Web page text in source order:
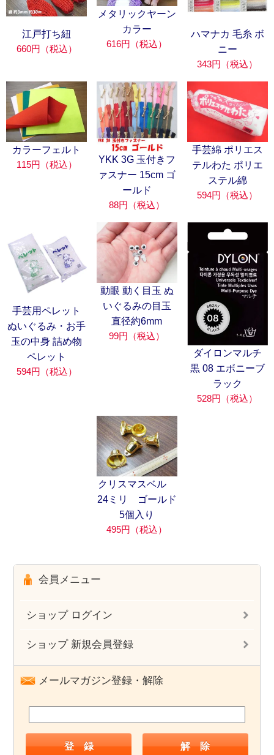
江戸打ち紐
660円（税込）
メタリックヤーン
カラー
616円（税込）
ハマナカ 毛糸 ボ
ニー
343円（税込）
カラーフェルト
115円（税込）
YKK 3G 玉付きフ
ァスナー 15cm ゴ
ールド
88円（税込）
手芸綿 ポリエス
テルわた ポリエ
ステル綿
594円（税込）
手芸用ペレット
ぬいぐるみ・お手
玉の中身 詰め物
ペレット
594円（税込）
動眼 動く目玉 ぬ
いぐるみの目玉
直径約6mm
99円（税込）
ダイロンマルチ
黒 08 エボニーブ
ラック
528円（税込）
クリスマスベル
24ミリ ゴールド
5個入り
495円（税込）
会員メニュー
ショップ ログイン
ショップ 新規会員登録
メールマガジン登録・解除